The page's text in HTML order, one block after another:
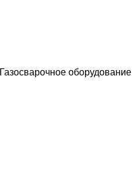
Газосварочное оборудование